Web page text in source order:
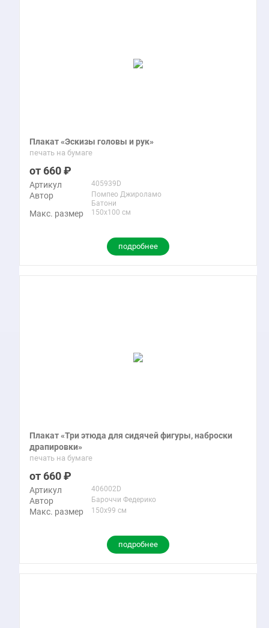
Плакат «Эскизы головы и рук»
печать на бумаге
660
Артикул 405939D
Автор
Помпео Джироламо
Батони
Макс. размер 150x100 см
подробнее
Плакат «Три этюда для сидячей фигуры, наброски
драпировки»
печать на бумаге
660
Артикул 406002D
Автор Бароччи Федерико
Макс. размер 150x99 см
подробнее